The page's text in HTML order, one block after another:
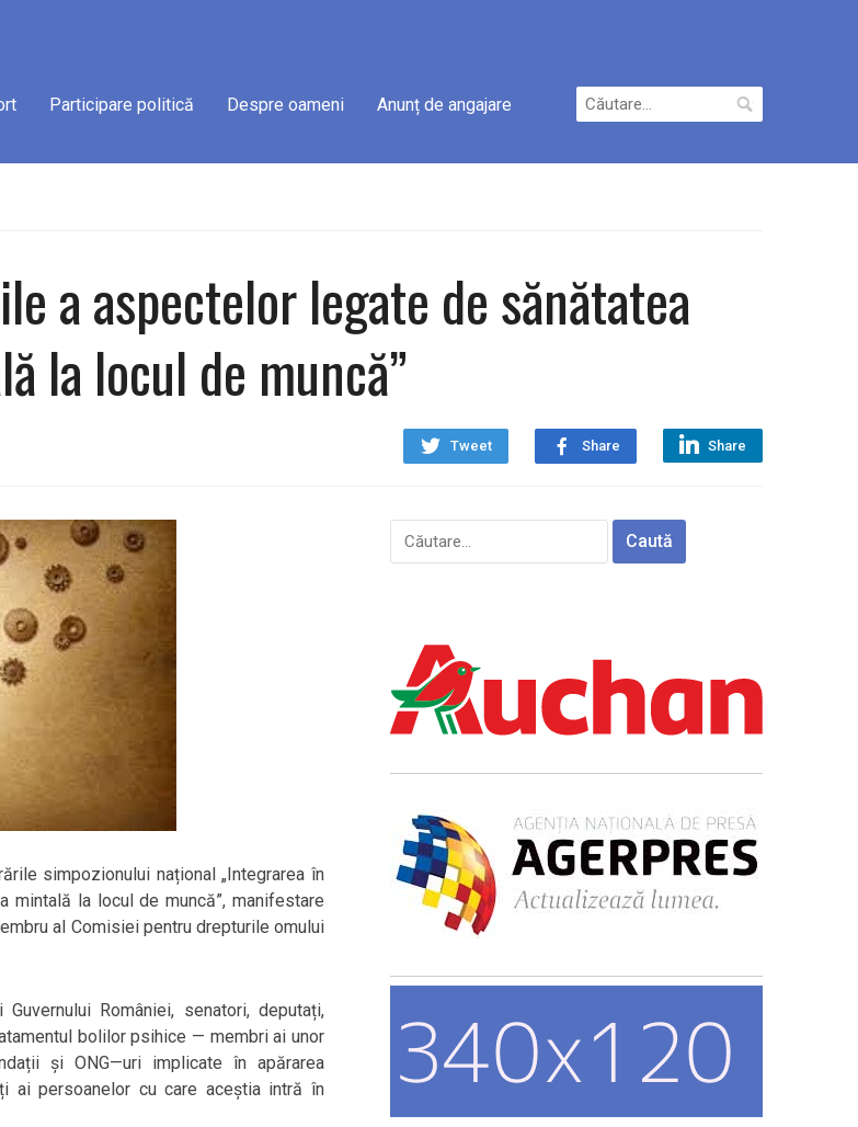
Participare politică Despre oameni Anunț de angajare
Caută
după:
a aspectelor legate de sănătatea
la locul de muncă”
Tweet Share Share
simpozionului național „Integrarea în
la locul de muncă”, manifestare
al Comisiei pentru drepturile omului
României, senatori, deputați,
bolilor psihice — membri ai unor
și ONG—uri implicate în apărarea
ai persoanelor cu care aceștia intră în
Caută
după: